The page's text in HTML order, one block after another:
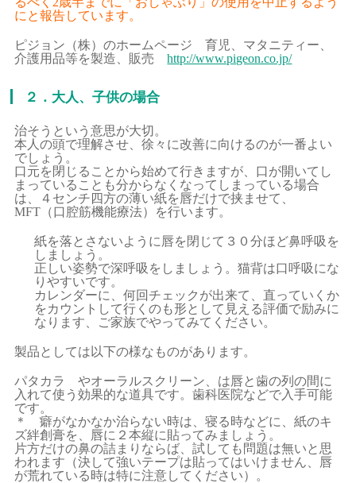
にと報告しています。
ピジョン（株）のホームページ 育児、マタニティー、
介護用品等を製造、販売http://www.pigeon.co.jp/
２．大人、子供の場合
治そうという意思が大切。
本人の頭で理解させ、徐々に改善に向けるのが一番よい
でしょう。
口元を閉じることから始めて行きますが、口が開いてし
まっていることも分からなくなってしまっている場合
は、４センチ四方の薄い紙を唇だけで挟ませて、
MFT（口腔筋機能療法）を行います。
紙を落とさないように唇を閉じて３０分ほど鼻呼吸を
しましょう。
正しい姿勢で深呼吸をしましょう。猫背は口呼吸にな
りやすいです。
カレンダーに、何回チェックが出来て、直っていくか
をカウントして行くのも形として見える評価で励みに
なります、ご家族でやってみてください。
製品としては以下の様なものがあります。
パタカラ やオーラルスクリーン、は唇と歯の列の間に
入れて使う効果的な道具です。歯科医院などで入手可能
です。
＊ 癖がなかなか治らない時は、寝る時などに、紙のキ
ズ絆創膏を、唇に２本縦に貼ってみましょう。
片方だけの鼻の詰まりならば、試しても問題は無いと思
われます（決して強いテープは貼ってはいけません、唇
が荒れている時は特に注意してください）。